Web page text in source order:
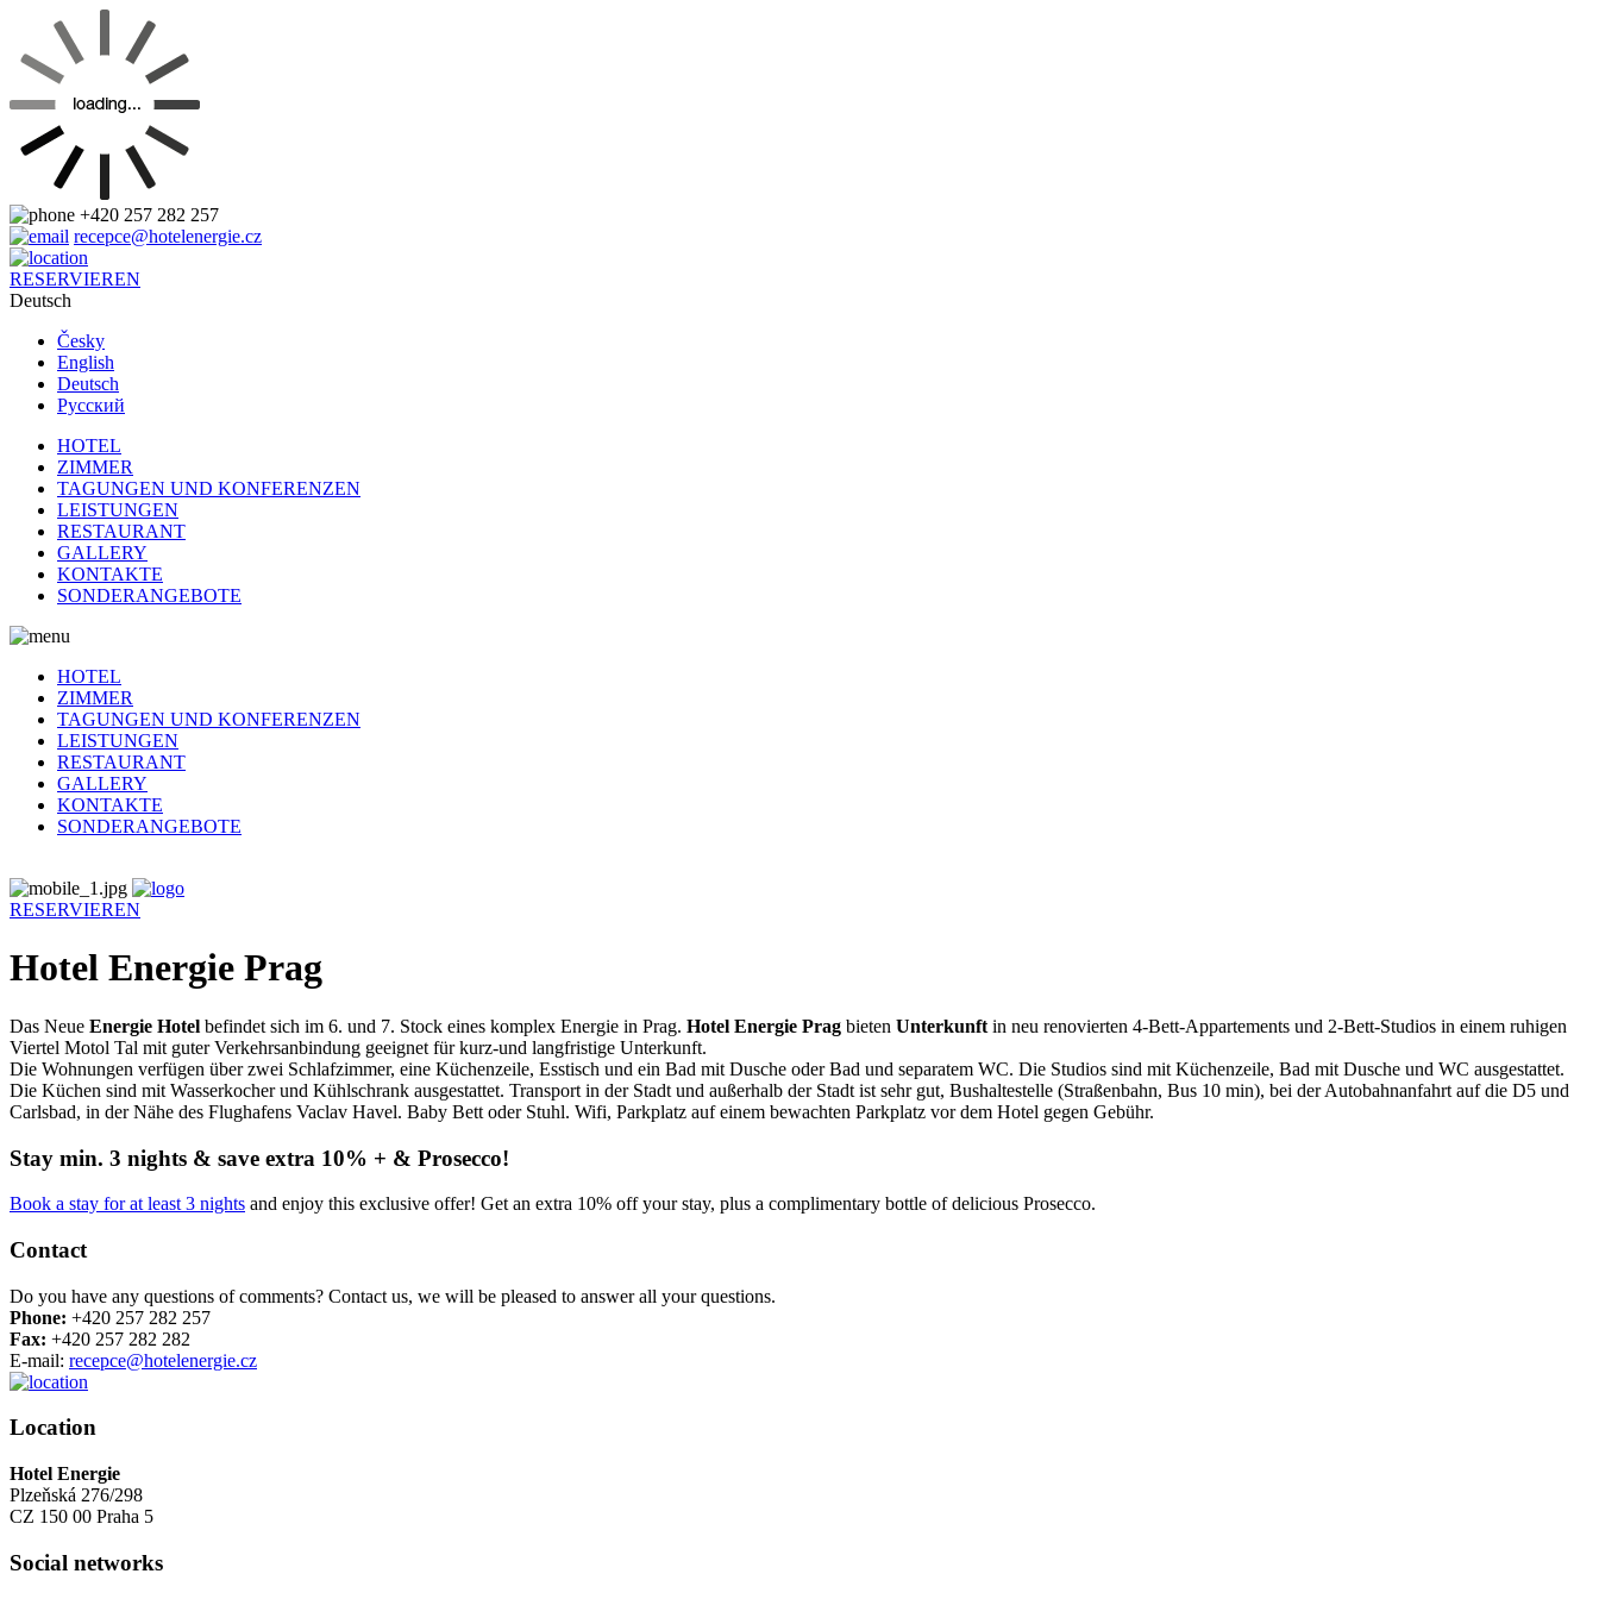
+420 257 282 257
recepce@hotelenergie.cz
RESERVIEREN
Deutsch
Česky
English
Deutsch
Pусский
HOTEL
ZIMMER
TAGUNGEN UND KONFERENZEN
LEISTUNGEN
RESTAURANT
GALLERY
KONTAKTE
SONDERANGEBOTE
HOTEL
ZIMMER
TAGUNGEN UND KONFERENZEN
LEISTUNGEN
RESTAURANT
GALLERY
KONTAKTE
SONDERANGEBOTE
RESERVIEREN
Hotel Energie Prag
Das Neue Energie Hotel befindet sich im 6. und 7. Stock eines komplex Energie in Prag. Hotel Energie Prag bieten Unterkunft in neu renovierten 4-Bett-Appartements und 2-Bett-Studios in einem ruhigen
Viertel Motol Tal mit guter Verkehrsanbindung geeignet für kurz-und langfristige Unterkunft.
Die Wohnungen verfügen über zwei Schlafzimmer, eine Küchenzeile, Esstisch und ein Bad mit Dusche oder Bad und separatem WC. Die Studios sind mit Küchenzeile, Bad mit Dusche und WC ausgestattet.
Die Küchen sind mit Wasserkocher und Kühlschrank ausgestattet. Transport in der Stadt und außerhalb der Stadt ist sehr gut, Bushaltestelle (Straßenbahn, Bus 10 min), bei der Autobahnanfahrt auf die D5 und
Carlsbad, in der Nähe des Flughafens Vaclav Havel. Baby Bett oder Stuhl. Wifi, Parkplatz auf einem bewachten Parkplatz vor dem Hotel gegen Gebühr.
Stay min. 3 nights & save extra 10% + & Prosecco!
Book a stay for at least 3 nights and enjoy this exclusive offer! Get an extra 10% off your stay, plus a complimentary bottle of delicious Prosecco.
Contact
Do you have any questions of comments? Contact us, we will be pleased to answer all your questions.
Phone: +420 257 282 257
Fax: +420 257 282 282
E-mail: recepce@hotelenergie.cz
Location
Hotel Energie
Plzeňská 276/298
CZ 150 00 Praha 5
Social networks